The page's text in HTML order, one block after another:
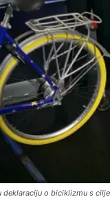
o biciklizmu s